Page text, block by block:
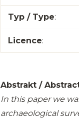
Typ / Type:
Licence:
Abstrakt /
In this paper we
archaeological